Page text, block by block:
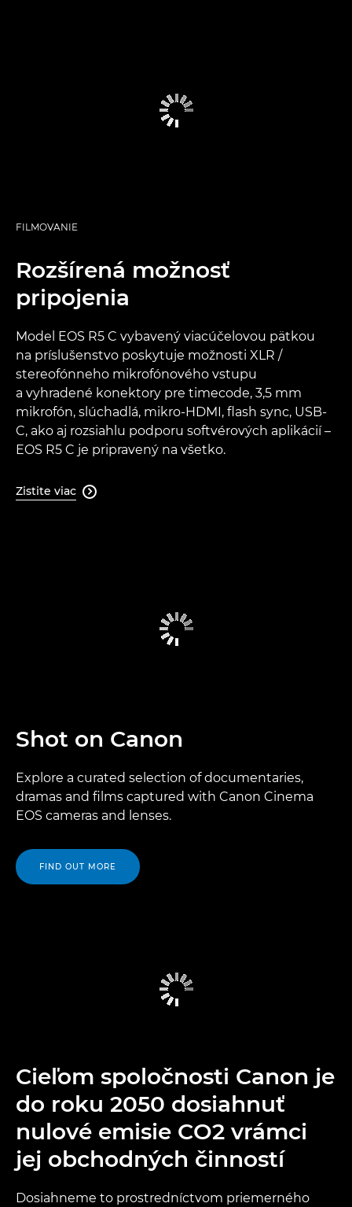
FILMOVANIE
Rozšírená možnosť
pripojenia
Model EOS R5 C vybavený viacúčelovou pätkou
na príslušenstvo poskytuje možnosti XLR /
stereofónneho mikrofónového vstupu
a vyhradené konektory pre timecode, 3,5 mm
mikrofón, slúchadlá, mikro-HDMI, flash sync, USB-
C, ako aj rozsiahlu podporu softvérových aplikácií –
EOS R5 C je pripravený na všetko.
Zistite viac 
Shot on Canon
Explore a curated selection of documentaries,
dramas and films captured with Canon Cinema
EOS cameras and lenses.
FIND OUT MORE
Cieľom spoločnosti Canon je
do roku 2050 dosiahnuť
nulové emisie CO2 vrámci
jej obchodných činností
Dosiahneme to prostredníctvom priemerného